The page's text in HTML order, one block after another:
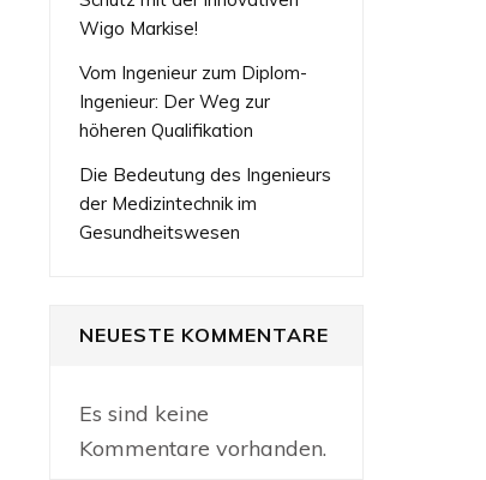
Wigo Markise!
Vom Ingenieur zum Diplom-
Ingenieur: Der Weg zur
höheren Qualifikation
Die Bedeutung des Ingenieurs
der Medizintechnik im
Gesundheitswesen
NEUESTE KOMMENTARE
Es sind keine
Kommentare vorhanden.